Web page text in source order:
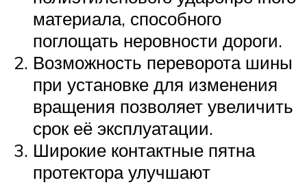
материала, способного
поглощать неровности дороги.
Возможность переворота шины
при установке для изменения
вращения позволяет увеличить
срок её эксплуатации.
Широкие контактные пятна
протектора улучшают